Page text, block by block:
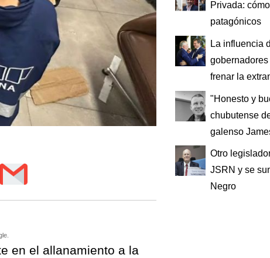
en el allanamiento a la
Privada:
patagónicos
La influencia
frenar la
"Honesto y
chubutense
galenso
Otro
JSRN y se
Negro